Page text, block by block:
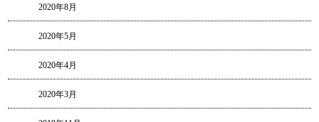
2020年8月
2020年5月
2020年4月
2020年3月